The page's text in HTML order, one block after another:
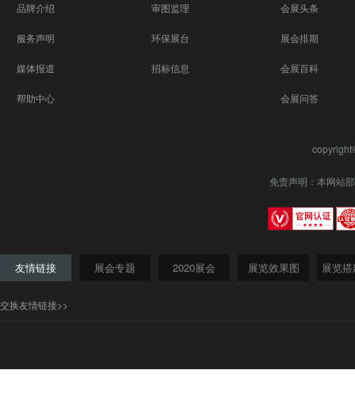
品牌介绍
服务声明
媒体报道
帮助中心
审图监理
环保展台
招标信息
会展头条
展会排期
会展百科
会展问答
免责声明：本网站
友情链接 展会专题 2020展会 展览效果图 展览
交换友情链接>>